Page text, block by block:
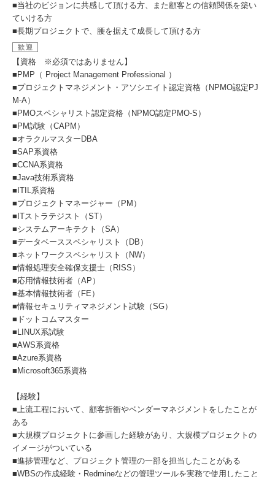
■当社のビジョンに共感して頂ける方、また顧客との信頼関係を築い
ていける⽅
■長期プロジェクトで、腰を据えて成長して頂ける方
歓迎
【資格 ※必須ではありません】
■PMP（ Project Management Professional ）
■プロジェクトマネジメント・アソシエイト認定資格（NPMO認定PJ
M-A）
■PMOスペシャリスト認定資格（NPMO認定PMO-S）
■PM試験（CAPM）
■オラクルマスターDBA
■SAP系資格
■CCNA系資格
■Java技術系資格
■ITIL系資格
■プロジェクトマネージャー（PM）
■ITストラテジスト（ST）
■システムアーキテクト（SA）
■データベーススペシャリスト（DB）
■ネットワークスペシャリスト（NW）
■情報処理安全確保支援士（RISS）
■応用情報技術者（AP）
■基本情報技術者（FE）
■情報セキュリティマネジメント試験（SG）
■ドットコムマスター
■LINUX系試験
■AWS系資格
■Azure系資格
■Microsoft365系資格
【経験】
■上流工程において、顧客折衝やベンダーマネジメントをしたことが
ある
■大規模プロジェクトに参画した経験があり、大規模プロジェクトの
イメージがついている
■進捗管理など、プロジェクト管理の一部を担当したことがある
■WBSの作成経験・Redmineなどの管理ツールを実務で使用したこと